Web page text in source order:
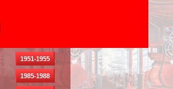
1951-1955
1985-1988